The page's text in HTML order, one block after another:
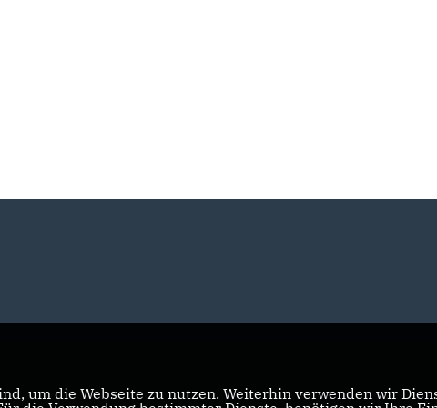
um die Webseite zu nutzen. Weiterhin verwenden wir